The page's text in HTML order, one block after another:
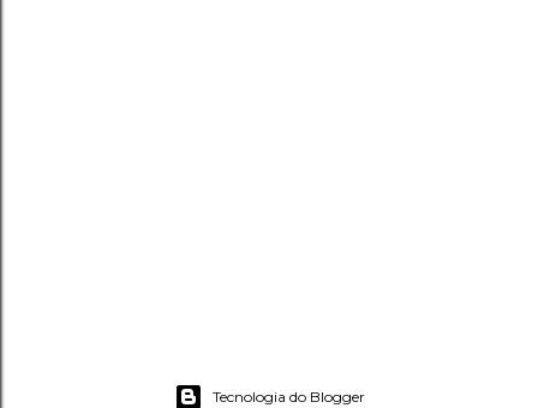
Tecnologia do Blogger